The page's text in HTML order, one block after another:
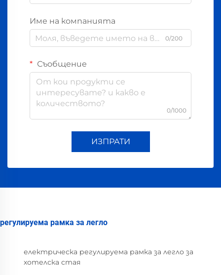
Име на компанията
0/200
Съобщение
0/1000
ИЗПРАТИ
регулируема рамка за легло
електрическа регулируема рамка за легло за
хотелска стая